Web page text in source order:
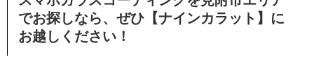
でお探しなら、ぜひ【ナインカラット】に
お越しください！